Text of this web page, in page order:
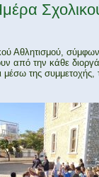
Αθλητισμού,
από την κάθε
της